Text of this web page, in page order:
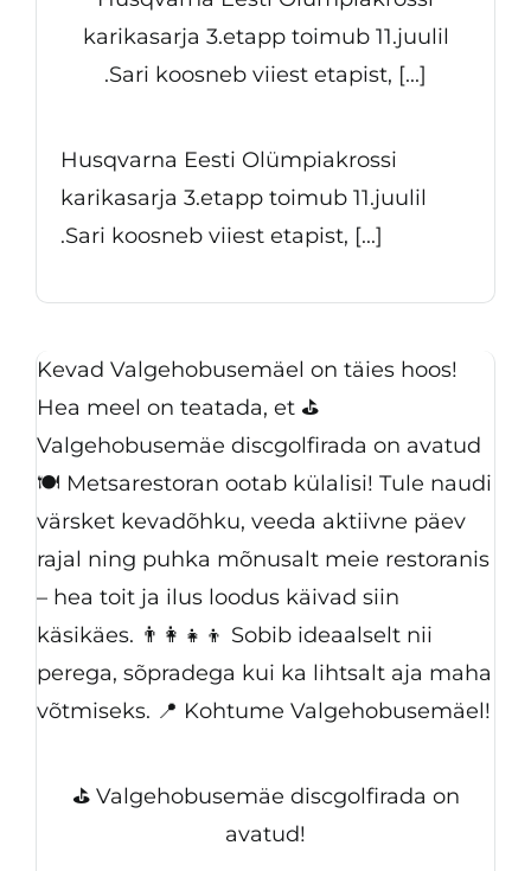
karikasarja 3.etapp toimub 11.juulil
.Sari koosneb viiest etapist, [...]
Husqvarna Eesti Olümpiakrossi
karikasarja 3.etapp toimub 11.juulil
.Sari koosneb viiest etapist, [...]
Kevad Valgehobusemäel on täies hoos!
Hea meel on teatada, et ⛳
Valgehobusemäe discgolfirada on avatud
🍽️ Metsarestoran ootab külalisi! Tule naudi
värsket kevadõhku, veeda aktiivne päev
rajal ning puhka mõnusalt meie restoranis
– hea toit ja ilus loodus käivad siin
käsikäes. 👨‍👩‍👧‍👦 Sobib ideaalselt nii
perega, sõpradega kui ka lihtsalt aja maha
võtmiseks. 📍 Kohtume Valgehobusemäel!
⛳ Valgehobusemäe discgolfirada on
avatud!